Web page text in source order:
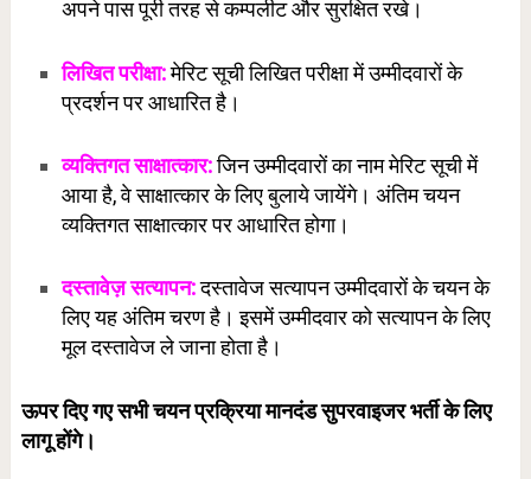
अपने पास पूरी तरह से कम्पलीट और सुरक्षित रखे।
लिखित परीक्षा:मेरिट सूची लिखित परीक्षा में उम्मीदवारों के
प्रदर्शन पर आधारित है।
व्यक्तिगत साक्षात्कार:जिन उम्मीदवारों का नाम मेरिट सूची में
आया है, वे साक्षात्कार के लिए बुलाये जायेंगे। अंतिम चयन
व्यक्तिगत साक्षात्कार पर आधारित होगा।
दस्तावेज़ सत्यापन:दस्तावेज सत्यापन उम्मीदवारों के चयन के
लिए यह अंतिम चरण है। इसमें उम्मीदवार को सत्यापन के लिए
मूल दस्तावेज ले जाना होता है।
ऊपर दिए गए सभी चयन प्रक्रिया मानदंड सुपरवाइजर भर्ती के लिए
लागू होंगे।